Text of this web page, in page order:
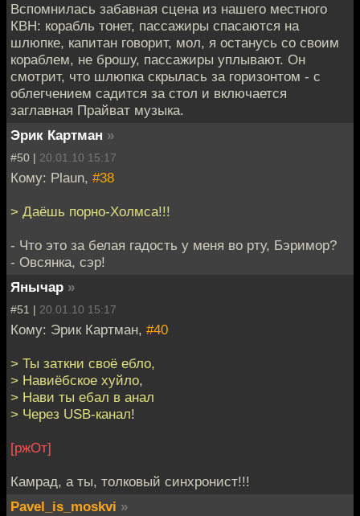
Вспомнилась забавная сцена из нашего местного
КВН: корабль тонет, пассажиры спасаются на
шлюпке, капитан говорит, мол, я останусь со своим
кораблем, не брошу, пассажиры уплывают. Он
смотрит, что шлюпка скрылась за горизонтом - с
облегчением садится за стол и включается
заглавная Прайват музыка.
Эрик Картман »
#50 | 20.01.10 15:17
Кому: Plaun, #38
> Даёшь порно-Холмса!!!
- Что это за белая гадость у меня во рту, Бэримор?
- Овсянка, сэр!
Янычар »
#51 | 20.01.10 15:17
Кому: Эрик Картман, #40
> Ты заткни своё ебло,
> Навиёбское хуйло,
> Нави ты ебал в анал
> Через USB-канал!
[ржОт]
Камрад, а ты, толковый синхронист!!!
Pavel_is_moskvi »